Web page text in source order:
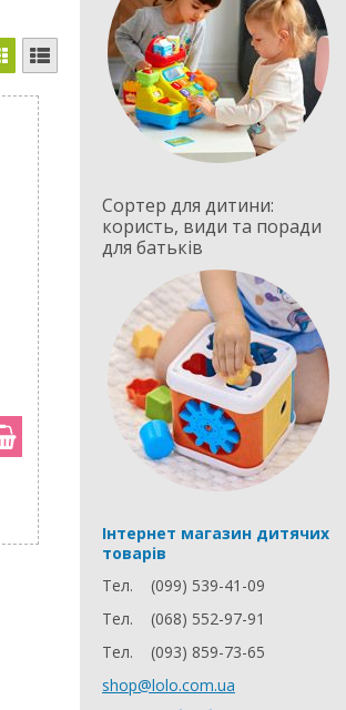
Сортер для дитини:
користь, види та поради
для батьків
Інтернет магазин дитячих
товарів
Тел.
(099) 539-41-09
Тел.
(068) 552-97-91
Тел.
(093) 859-73-65
shop@lolo.com.ua